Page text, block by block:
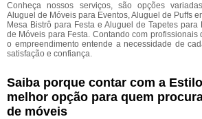
Conheça nossos serviços, são opções
Aluguel de Móveis para Eventos, Aluguel de Puffs
Mesa Bistrô para Festa e Aluguel de Tapetes para
de Móveis para Festa. Contando com profissionais
o empreendimento entende a necessidade de
satisfação e confiança.
Saiba porque contar com a
melhor opção para quem
de móveis